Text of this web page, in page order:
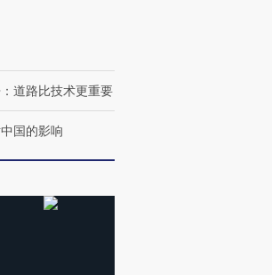
检体内含3种
道路比技术更重要
国的影响